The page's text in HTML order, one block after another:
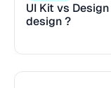
UI Kit vs
design ?